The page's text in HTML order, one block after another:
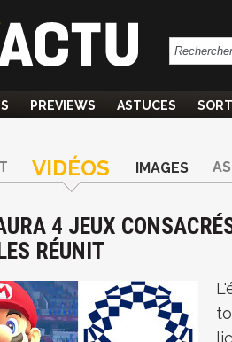
PREVIEWS ASTUCES
VIDÉOS IMAGES
4 JEUX
RÉUNIT